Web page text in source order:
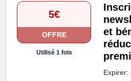
5€
OFFRE
Utilisé 1 fois
et
Expirer: